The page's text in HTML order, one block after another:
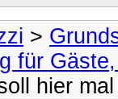
>
für
hier